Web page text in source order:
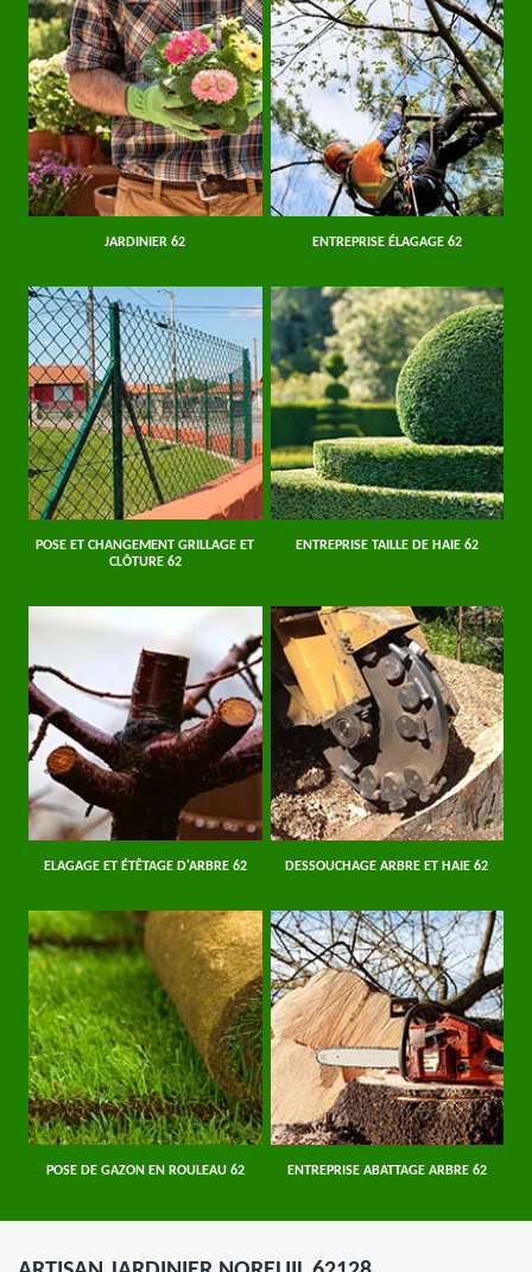
JARDINIER 62 ENTREPRISE ÉLAGAGE 62
POSE ET CHANGEMENT GRILLAGE ET
CLÔTURE 62
ENTREPRISE TAILLE DE HAIE 62
ELAGAGE ET ÉTÊTAGE D'ARBRE 62 DESSOUCHAGE ARBRE ET HAIE 62
POSE DE GAZON EN ROULEAU 62 ENTREPRISE ABATTAGE ARBRE 62